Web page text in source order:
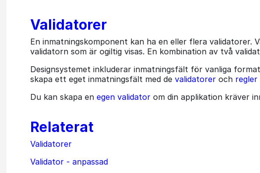
Validatorer
En inmatningskomponent kan ha en eller flera validatorer.
validatorn som är ogiltig visas. En kombination av två
Designsystemet inkluderar inmatningsfält för vanliga
skapa ett eget inmatningsfält med de validatorer och
Du kan skapa en egen validator om din applikation kräver
Relaterat
Validatorer
Validator - anpassad